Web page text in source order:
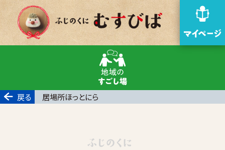
戻る 居場所ほっとにら